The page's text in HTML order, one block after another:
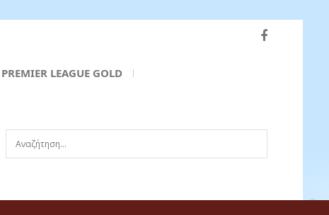
PREMIER LEAGUE GOLD
Αναζήτηση...